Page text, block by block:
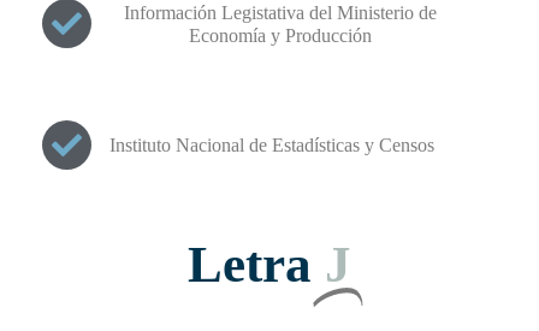
Información Legistativa del Ministerio de
Economía y Producción
Instituto Nacional de Estadísticas y Censos
Letra J